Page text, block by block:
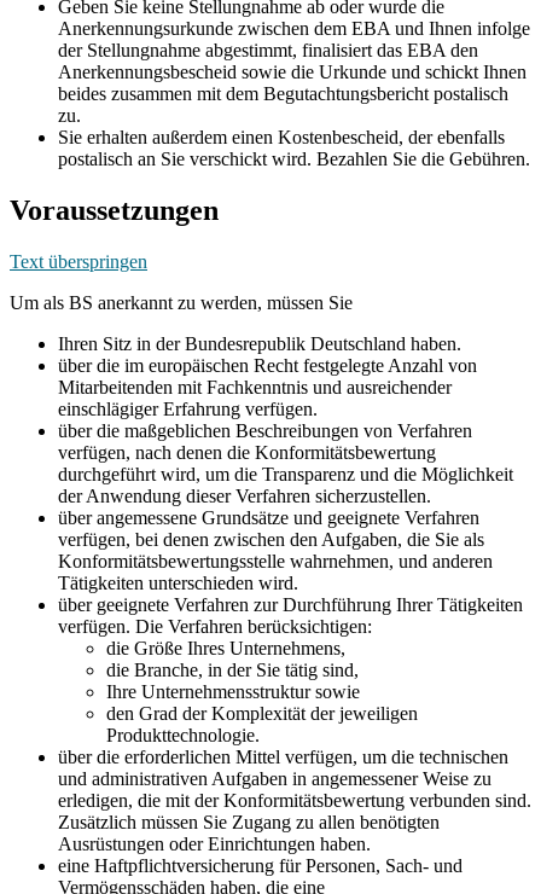
Geben Sie keine Stellungnahme ab oder wurde die
Anerkennungsurkunde zwischen dem EBA und Ihnen infolge
der Stellungnahme abgestimmt, finalisiert das EBA den
Anerkennungsbescheid sowie die Urkunde und schickt Ihnen
beides zusammen mit dem Begutachtungsbericht postalisch
zu.
Sie erhalten außerdem einen Kostenbescheid, der ebenfalls
postalisch an Sie verschickt wird. Bezahlen Sie die Gebühren.
Voraussetzungen
Text überspringen
Um als BS anerkannt zu werden, müssen Sie
Ihren Sitz in der Bundesrepublik Deutschland haben.
über die im europäischen Recht festgelegte Anzahl von
Mitarbeitenden mit Fachkenntnis und ausreichender
einschlägiger Erfahrung verfügen.
über die maßgeblichen Beschreibungen von Verfahren
verfügen, nach denen die Konformitätsbewertung
durchgeführt wird, um die Transparenz und die Möglichkeit
der Anwendung dieser Verfahren sicherzustellen.
über angemessene Grundsätze und geeignete Verfahren
verfügen, bei denen zwischen den Aufgaben, die Sie als
Konformitätsbewertungsstelle wahrnehmen, und anderen
Tätigkeiten unterschieden wird.
über geeignete Verfahren zur Durchführung Ihrer Tätigkeiten
verfügen. Die Verfahren berücksichtigen:
die Größe Ihres Unternehmens,
die Branche, in der Sie tätig sind,
Ihre Unternehmensstruktur sowie
den Grad der Komplexität der jeweiligen
Produkttechnologie.
über die erforderlichen Mittel verfügen, um die technischen
und administrativen Aufgaben in angemessener Weise zu
erledigen, die mit der Konformitätsbewertung verbunden sind.
Zusätzlich müssen Sie Zugang zu allen benötigten
Ausrüstungen oder Einrichtungen haben.
eine Haftpflichtversicherung für Personen, Sach- und
Vermögensschäden haben, die eine